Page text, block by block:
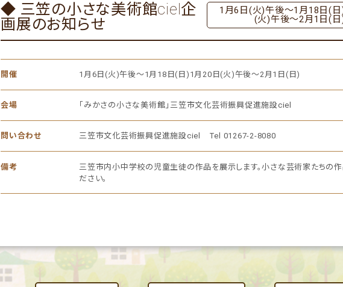
◆ 三笠の小さな美術館ciel企
画展のお知らせ
1月6日(火)午後～1月18日(日
(火)午後～2月1日(日
開催 1月6日(火)午後～1月18日(日)1月20日(火)午後～2月1日(日)
会場 「みかさの小さな美術館」三笠市文化芸術振興促進施設ciel
問い合わせ 三笠市文化芸術振興促進施設ciel Tel 01267-2-8080
備考
三笠市内小中学校の児童生徒の作品を展示します。小さな芸術家たちの作
ださい。